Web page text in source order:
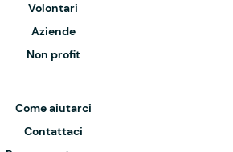
Volontari
Aziende
Non profit
Come aiutarci
Contattaci